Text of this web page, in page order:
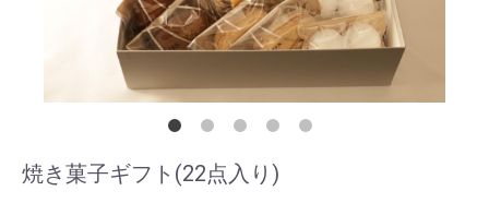
焼き菓子ギフト(22点入り)